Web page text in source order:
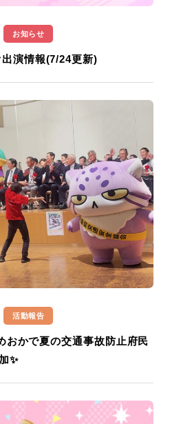
お知らせ
演情報(7/24更新)
活動報告
おかで夏の交通事故防止府民
✨